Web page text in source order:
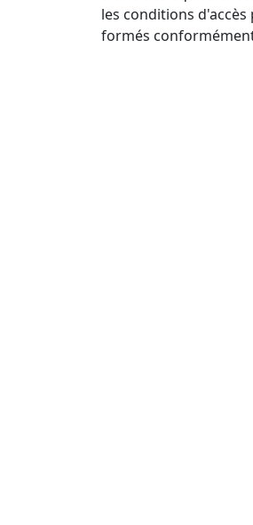
les conditions
formés